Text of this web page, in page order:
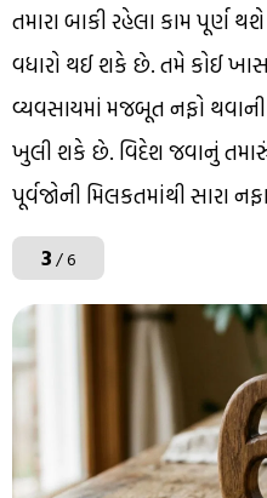
તમારા બાકી રહેલા કામ પૂર્ણ
વધારો થઈ શકે છે. તમે કોઈ
વ્યવસાયમાં મજબૂત નફો
ખુલી શકે છે. વિદેશ જવાનું
પૂર્વજોની મિલકતમાંથી સારા
3/ 6